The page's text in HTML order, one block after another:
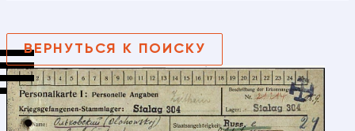
ВЕРНУТЬСЯ К ПОИСКУ